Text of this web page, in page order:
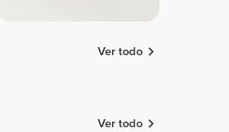
Ver todo
Ver todo